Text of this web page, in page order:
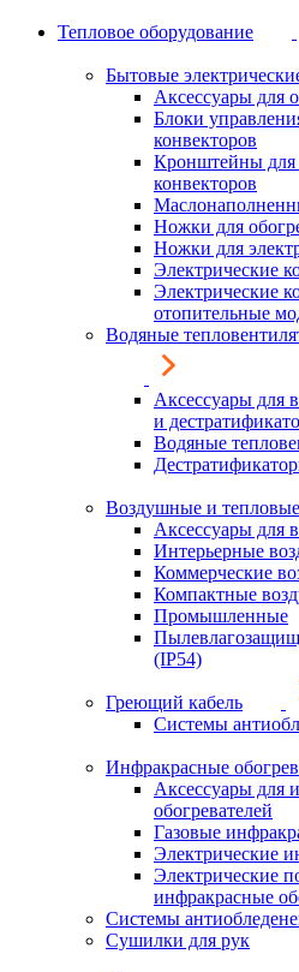
Тепловое оборудование
Бытовые
Аксессуары для
Блоки
конвекторов
Кронштейны для
конвекторов
Ножки для
Ножки для
Электрические
Электрические
отопительные
Водяные
Аксессуары для
и
Водяные
Воздушные и
Аксессуары для
Интерьерные
Коммерческие
Компактные
Промышленные
(IP54)
Греющий кабель
Системы
Инфракрасные
Аксессуары для
обогревателей
Газовые
Электрические
Электрические
инфракрасные
Системы
Сушилки для рук